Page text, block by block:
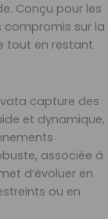
Conçu pour les
compromis sur la
tout en restant
capture des
et dynamique,
associée à
d’évoluer en
ou en